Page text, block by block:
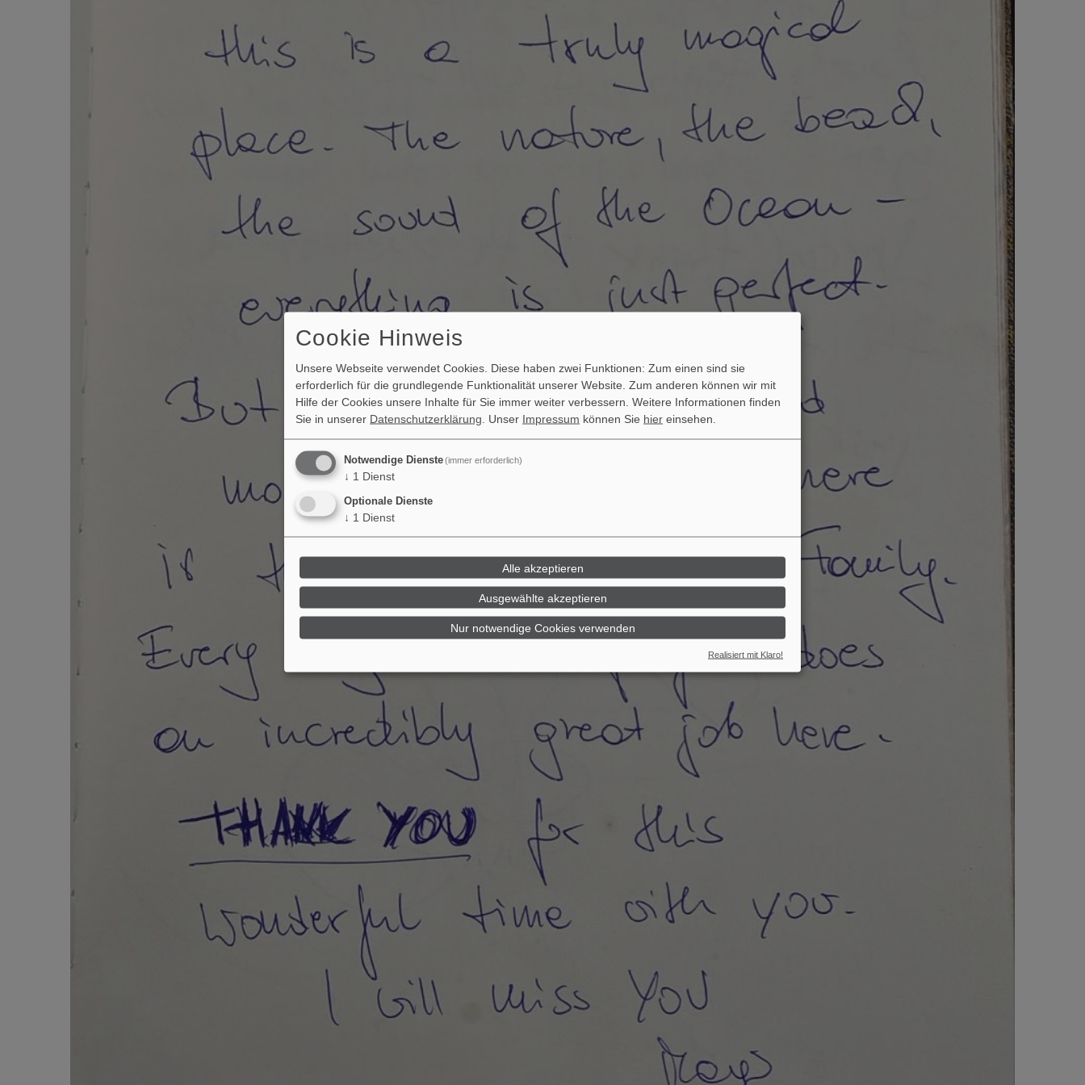
Cookie Hinweis
Unsere Webseite verwendet Cookies. Diese haben zwei Funktionen: Zum einen sind sie
erforderlich für die grundlegende Funktionalität unserer Website. Zum anderen können wir mit
Hilfe der Cookies unsere Inhalte für Sie immer weiter verbessern. Weitere Informationen finden
Sie in unserer Datenschutzerklärung . Unser Impressum können Sie hier einsehen.
Notwendige Dienste(immer erforderlich)
↓ 1 Dienst
Optionale Dienste
↓ 1 Dienst
Nur notwendige Cookies verwenden
Ausgewählte akzeptieren
Alle akzeptieren
Realisiert mit Klaro!